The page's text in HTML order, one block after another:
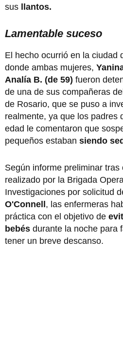
sus llantos.
Lamentable suceso
El hecho ocurrió en la ciudad
donde ambas mujeres,
Analía B. (de 59) fueron
de una de sus compañeras
de Rosario, que se puso a
realmente, ya que los padres
edad le comentaron que
pequeños estaban siendo
Según informe preliminar tras
realizado por la Brigada
Investigaciones por solicitud
O'Connell, las enfermeras
práctica con el objetivo de
bebés durante la noche para
tener un breve descanso.